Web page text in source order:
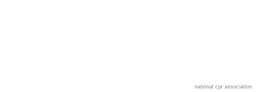
national cpr association